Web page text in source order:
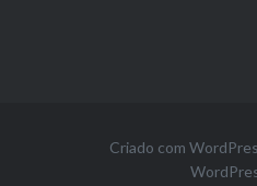
Criado com